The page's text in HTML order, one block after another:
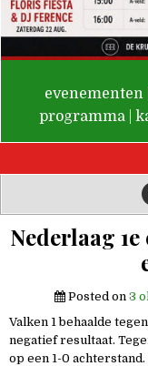
De Valken
evenementen
programma
Nederlaag
Posted on 3
Valken 1 behaalde
negatief resultaat.
op een 1-0